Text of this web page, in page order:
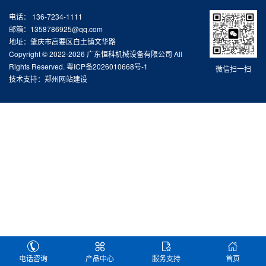
微信扫一扫
电话： 136-7234-1111
邮箱：1358786925@qq.com
地址：肇庆市高要区白土镇文华路
Copyright © 2022-2026 广东恒科机械设备有限公司 All
Rights Reserved. 粤ICP备2026010668号-1
技术支持： 郑州网站建设
电话咨询 产品中心 服务支持 首页